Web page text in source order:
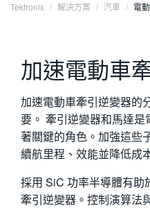
简体中文
한국어
Tektronix 解決方案 汽車 電
加速電動車
加速電動車牽引逆變器的
要。 牽引逆變器和馬達
著關鍵的角色。加強這些
續航里程、效能並降低成
採用 SiC 功率半導體有助
牽引逆變器。控制演算法